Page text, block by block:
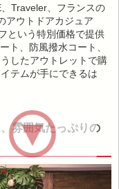
Traveler、フランスの
アウトドアカジュア
という特別価格で提供
ト、防風撥水コート、
したアウトレットで購
テムが手にできるは
雰囲気たっぷりの